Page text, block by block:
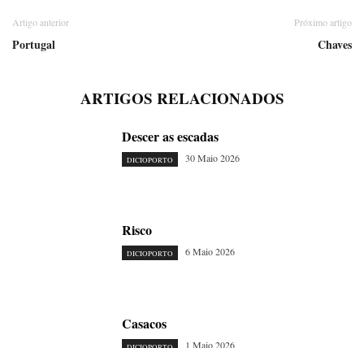
Artigo anterior
Portugal
Próximo artigo
Chaves
ARTIGOS RELACIONADOS
Descer as escadas
DICIOPORTO 30 Maio 2026
Risco
DICIOPORTO 6 Maio 2026
Casacos
1 Maio 2026